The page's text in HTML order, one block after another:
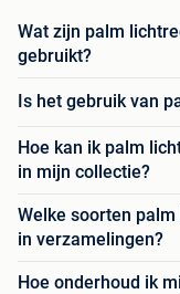
Wat zijn palm
gebruikt?
Is het gebruik van
Hoe kan ik palm
in mijn collectie?
Welke soorten
in verzamelingen?
Hoe onderhoud ik